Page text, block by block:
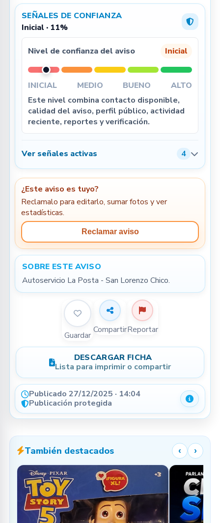
SEÑALES DE CONFIANZA
Inicial · 11%
Nivel de confianza del aviso Inicial
INICIAL MEDIO BUENO
ALTO
Este nivel combina contacto disponible,
calidad del aviso, perfil público, actividad
reciente, reportes y verificación.
Ver señales activas 4
¿Este aviso es tuyo?
Reclamalo para editarlo, sumar fotos y ver
estadísticas.
Reclamar aviso
SOBRE ESTE AVISO
Autoservicio La Posta - San Lorenzo Chico.
Guardar
CompartirReportar
DESCARGAR FICHA
Lista para imprimir o compartir
Publicado 27/12/2025 · 14:04
Publicación protegida
También destacados ‹ ›